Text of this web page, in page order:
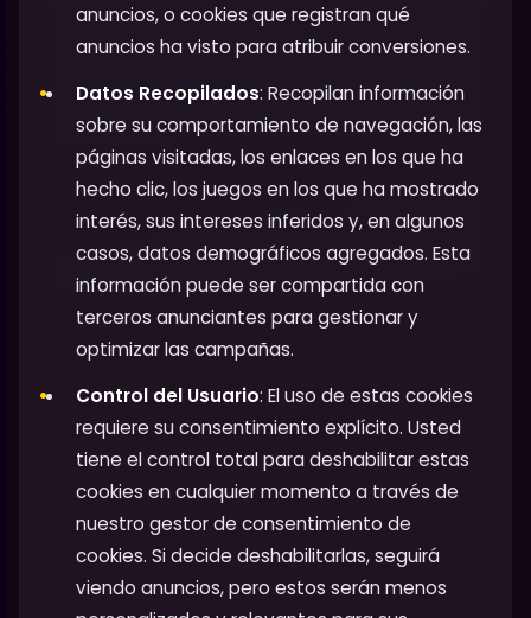
anuncios, o cookies que registran qué
anuncios ha visto para atribuir conversiones.
Datos Recopilados: Recopilan información
sobre su comportamiento de navegación, las
páginas visitadas, los enlaces en los que ha
hecho clic, los juegos en los que ha mostrado
interés, sus intereses inferidos y, en algunos
casos, datos demográficos agregados. Esta
información puede ser compartida con
terceros anunciantes para gestionar y
optimizar las campañas.
Control del Usuario: El uso de estas cookies
requiere su consentimiento explícito. Usted
tiene el control total para deshabilitar estas
cookies en cualquier momento a través de
nuestro gestor de consentimiento de
cookies. Si decide deshabilitarlas, seguirá
viendo anuncios, pero estos serán menos